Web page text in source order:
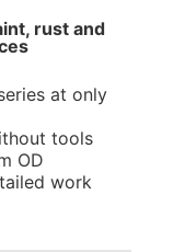
rust and
at only
tools
OD
work